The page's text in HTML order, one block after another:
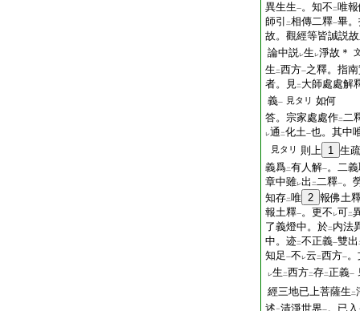
異生生一。知不 二唯
師引
二相傳二釋一畢
故。觀經等皆誠説
論中説レ生 レ淨故＊
生 二西方一之釋。指
者。見二 大師處處解
義一 見タリ 如何
答。宗家處處作二二
レ通 二化土一也。其中
見タリ 則上 1 生
義爲二有人解一。二
章中雖レ出 二二釋一。
知存二唯 2 報佛土
報土釋一。更不 レ可二
了義燈中。於二 内法
中。迹二不正義一雙出
知足 一不 レ云 二西方一。
レ生 二西方二存二正義一
經三地已上菩薩生 二
述 清淨世界 。已入